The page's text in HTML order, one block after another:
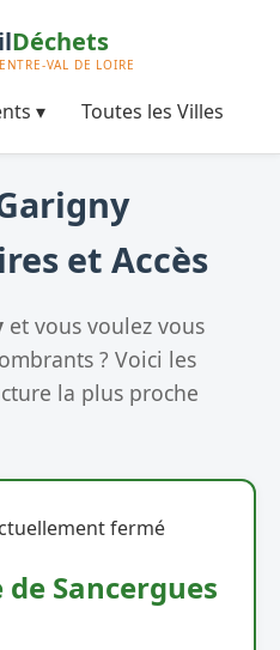
▾ Toutes les Villes
et Accès
et vous voulez vous
? Voici les
la plus proche
fermé
Sancergues